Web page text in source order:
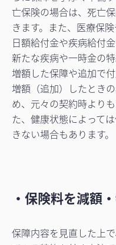
亡保険の場合は、死亡
きます。また、医療保
日額給付金や疾病給付
新たな疾病や一時金の
増額した保障や追加で
増額（追加）したとき
め、元々の契約時より
た、健康状態によって
きない場合もあります。
・保険料を減額
保障内容を見直した上